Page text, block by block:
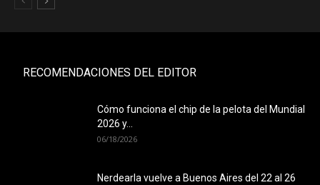
RECOMENDACIONES DEL EDITOR
Cómo funciona el chip de la pelota del Mundial
2026 y...
06/18/2026
Nerdearla vuelve a Buenos Aires del 22 al 26